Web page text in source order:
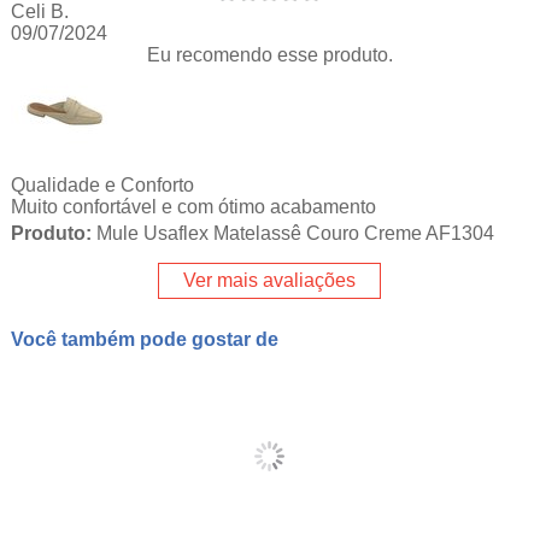
Celi B.
09/07/2024
Eu recomendo esse produto.
Qualidade e Conforto
Muito confortável e com ótimo acabamento
Produto: Mule Usaflex Matelassê Couro Creme AF1304
Ver mais avaliações
Você também pode gostar de